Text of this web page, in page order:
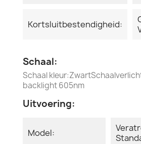
Kortsluitbestendigheid:
Schaal:
Schaal
backlight 605nm
Uitvoering:
Model: